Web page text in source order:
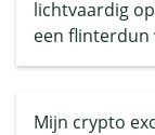
lichtvaardig
een flinterdun
Mijn crypto